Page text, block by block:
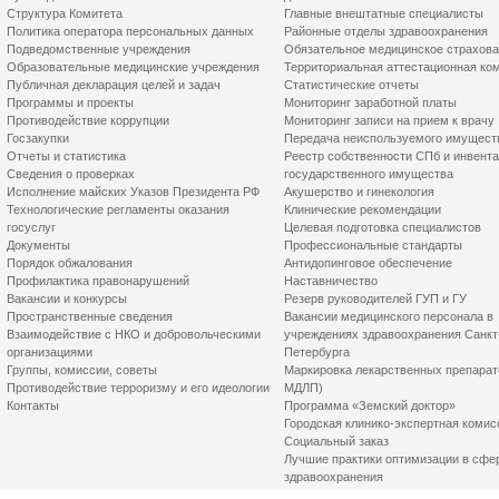
Структура Комитета
Политика оператора персональных данных
Подведомственные учреждения
Образовательные медицинские учреждения
Публичная декларация целей и задач
Программы и проекты
Противодействие коррупции
Госзакупки
Отчеты и статистика
Сведения о проверках
Исполнение майских Указов Президента РФ
Технологические регламенты оказания
госуслуг
Документы
Порядок обжалования
Профилактика правонарушений
Вакансии и конкурсы
Пространственные сведения
Взаимодействие с НКО и добровольческими
организациями
Группы, комиссии, советы
Противодействие терроризму и его идеологии
Контакты
Главные внештатные специалисты
Районные отделы здравоохранения
Обязательное медицинское
Территориальная аттестационная
Статистические отчеты
Мониторинг заработной платы
Мониторинг записи на прием к врачу
Передача неиспользуемого
Реестр собственности СПб и
государственного имущества
Акушерство и гинекология
Клинические рекомендации
Целевая подготовка специалистов
Профессиональные стандарты
Антидопинговое обеспечение
Наставничество
Резерв руководителей ГУП и ГУ
Вакансии медицинского персонала в
учреждениях здравоохранения
Петербурга
Маркировка лекарственных
МДЛП)
Программа «Земский доктор»
Городская клинико-экспертная
Социальный заказ
Лучшие практики оптимизации в
здравоохранения